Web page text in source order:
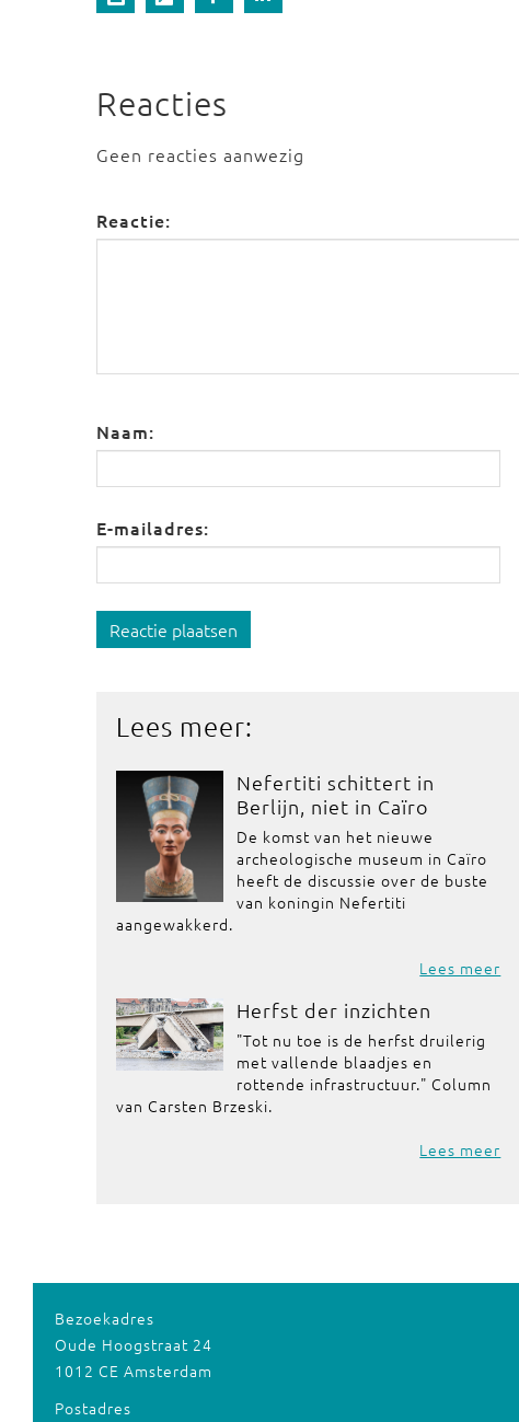
Reacties
Geen reacties aanwezig
Reactie:
Naam:
E-mailadres:
Reactie plaatsen
Lees meer:
Nefertiti schittert in
Berlijn, niet in Caïro
De komst van het nieuwe
archeologische museum in Caïro
heeft de discussie over de buste
van koningin Nefertiti
aangewakkerd.
Lees meer
Herfst der inzichten
"Tot nu toe is de herfst druilerig
met vallende blaadjes en
rottende infrastructuur." Column
van Carsten Brzeski.
Lees meer
Bezoekadres
Oude Hoogstraat 24
1012 CE Amsterdam
Postadres